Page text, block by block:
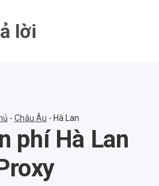
lời
- Châu Âu - Hà Lan
phí Hà Lan